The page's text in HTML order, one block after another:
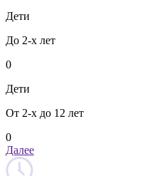
Дети
До 2-х лет
0
Дети
От 2-х до 12 лет
0
Далее